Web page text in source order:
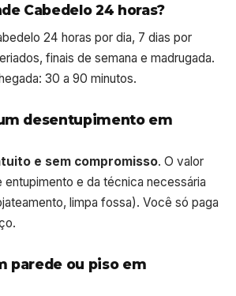
Cabedelo 24 horas?
24 horas por dia, 7 dias por
finais de semana e madrugada.
30 a 90 minutos.
desentupimento em
e sem compromisso. O valor
e da técnica necessária
limpa fossa). Você só paga
parede ou piso em